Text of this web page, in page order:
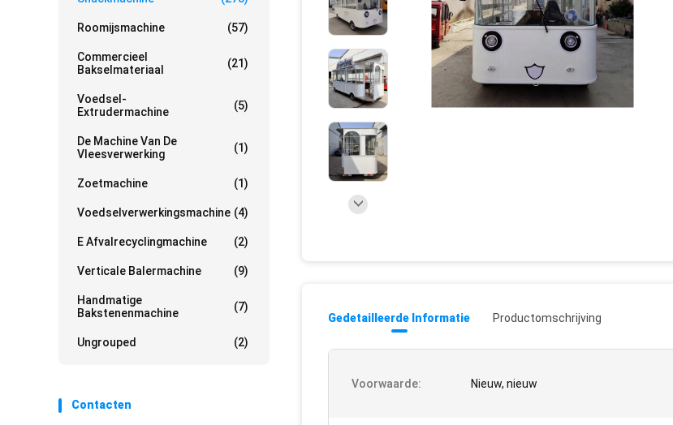
Roomijsmachine (57)
Commercieel
Bakselmateriaal
(21)
Voedsel-
Extrudermachine
(5)
De Machine Van De
Vleesverwerking
(1)
Zoetmachine (1)
Voedselverwerkingsmachine (4)
E Afvalrecyclingmachine (2)
Verticale Balermachine (9)
Handmatige
Bakstenenmachine
(7)
Ungrouped (2)
Contacten
Gedetailleerde Informatie Productomschrijving
Voorwaarde: Nieuw, nieuw